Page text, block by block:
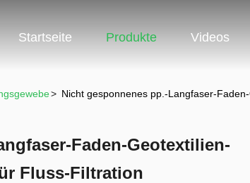
Startseite Produkte Videos
> Nicht gesponnenes pp.-Langfaser-
Faden-Geotextilien-
Fluss-Filtration